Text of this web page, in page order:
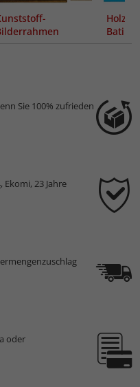
Holz-
Sie 100% zufrieden
, Ekomi, 23 Jahre
oder